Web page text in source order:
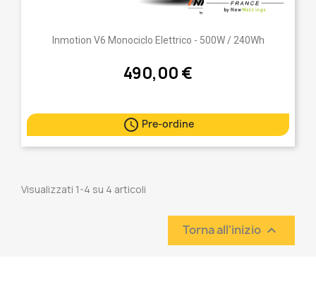
Inmotion V6 Monociclo Elettrico - 500W / 240Wh
490,00 €
 Pre-ordine
Visualizzati 1-4 su 4 articoli
Torna all'inizio 